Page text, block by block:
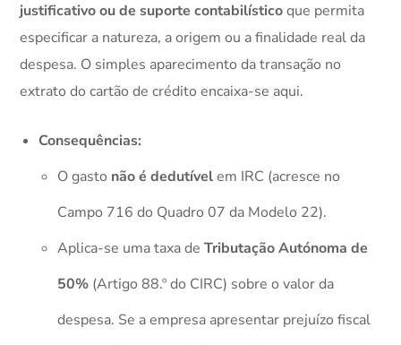
justificativo ou de suporte contabilísticoque permita
especificar a natureza, a origem ou a finalidade real da
despesa. O simples aparecimento da transação no
extrato do cartão de crédito encaixa-se aqui.
Consequências:
O gasto não é dedutívelem IRC (acresce no
Campo 716 do Quadro 07 da Modelo 22).
Aplica-se uma taxa de Tributação Autónoma de
50%(Artigo 88.º do CIRC) sobre o valor da
despesa. Se a empresa apresentar prejuízo fiscal